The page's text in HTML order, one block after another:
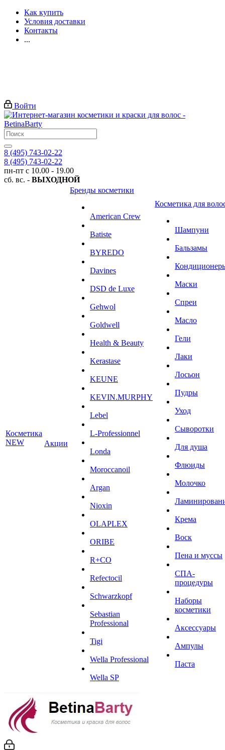
Как купить
Условия доставки
Контакты
...
Войти
8 (495) 743-02-22
8 (495) 743-02-22
пн-пт с 10.00 - 19.00
сб. вс. - ВЫХОДНОЙ
Косметика
NEW
Акции
Бренды косметики
American Crew
Batiste
BYREDO
Davines
DSD de Luxe
Gehwol
Goldwell
Health & Beauty
Kerastase
KEUNE
KEVIN.MURPHY
Lebel
L-Professionnel
Londa
Moroccanoil
Argan
Niохin
OLAPLEX
ORIBE
R+CO
Refectocil
Schwarzkopf
Sebastian
Professional
Tigi
Wella Professional
Wella SP
Косметика для
Шампуни
Бальзамы
Маски
Спреи
Масло
Гели
Лаки
Лосьон
Пудры
Уход
Сыворотки
Для душа
Флюиды
Молочко
Крема
Воск
Пена и муссы
СПА-
процедуры
Наборы
косметики
Аксессуары
Ампулы
Паста